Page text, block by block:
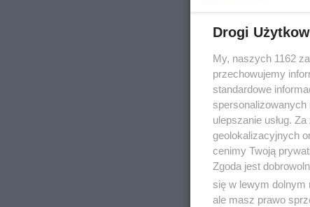
Drogi
My, naszych 1162
przechowujemy
standardowe
spersonalizowanych
ulepszanie usług.
geolokalizacyjnych
cenimy Twoją
Zgoda jest
się w lewym dolnym
ale masz prawo